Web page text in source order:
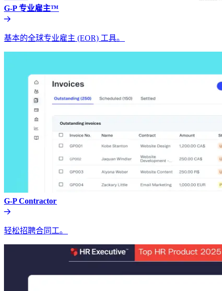
G-P 专业雇主™​​
基本的全球专业雇主 (EOR) 工具。​​
G-P Contractor​​
轻松招聘合同工。​​